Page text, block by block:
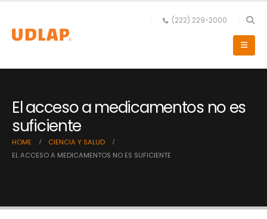
(222) 229-2000
El acceso a medicamentos no es
suficiente
HOME
CIENCIA Y SALUD
EL ACCESO A MEDICAMENTOS NO ES SUFICIENTE